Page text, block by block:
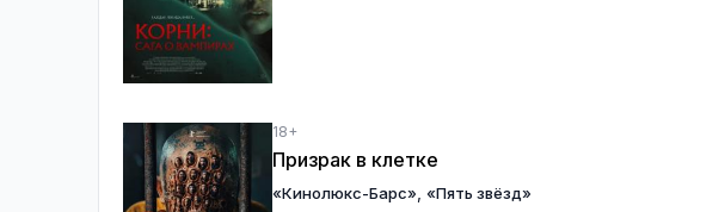
18+
Призрак в клетке
«Кинолюкс-Барс» «Пять звёзд»